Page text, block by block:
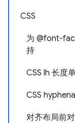
CSS
为 @font-
持
CSS lh 长度
CSS
对齐布局前